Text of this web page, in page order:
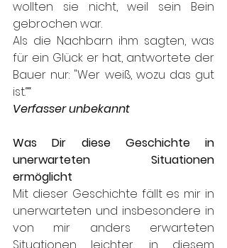
wollten sie nicht, weil sein Bein
gebrochen war.
Als die Nachbarn ihm sagten, was
für ein Glück er hat, antwortete der
Bauer nur: "Wer weiß, wozu das gut
ist.““
Verfasser unbekannt
Was Dir diese Geschichte in
unerwarteten Situationen
ermöglicht
Mit dieser Geschichte fällt es mir in
unerwarteten und insbesondere in
von mir anders erwarteten
Situationen leichter, in diesem